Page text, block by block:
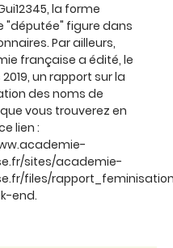
la forme
"députée" figure dans
Par ailleurs,
française a édité, le
2019, un rapport sur la
des noms de
vous trouverez en
lien :
sites/academie-
files/
end.